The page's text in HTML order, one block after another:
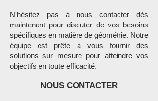
N'hésitez pas à nous contacter dès
maintenant pour discuter de vos besoins
spécifiques en matière de géométrie. Notre
équipe est prête à vous fournir des
solutions sur mesure pour atteindre vos
objectifs en toute efficacité.
NOUS CONTACTER